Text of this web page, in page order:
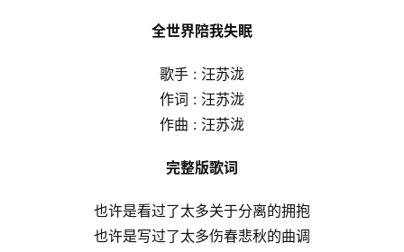
全世界陪我失眠
歌手 : 汪苏泷
作词 : 汪苏泷
作曲 : 汪苏泷
完整版歌词
也许是看过了太多关于分离的拥抱
也许是写过了太多伤春悲秋的曲调